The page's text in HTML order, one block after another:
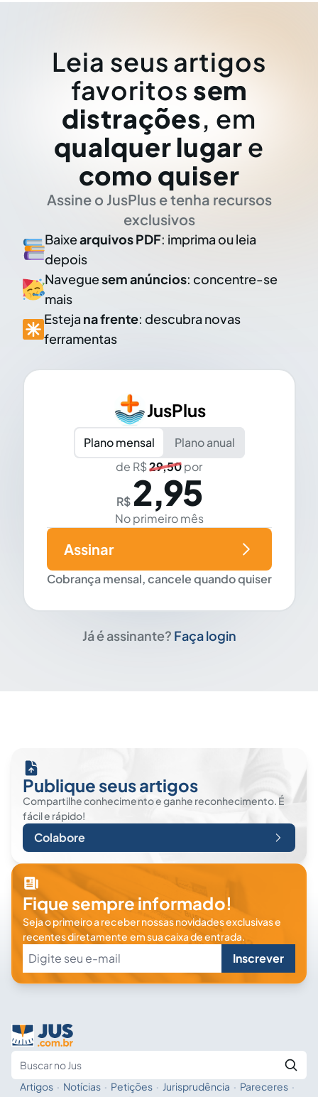
Leia seus artigos
favoritos sem
distrações, em
qualquer lugar e
como quiser
Assine o JusPlus e tenha recursos
exclusivos
Baixearquivos PDF: imprima ou leia
depois
Naveguesem anúncios: concentre-se
mais
Esteja na frente: descubra novas
ferramentas
JusPlus
Plano mensal
Plano anual
de R$29,50por
R$ 2,95
No primeiro mês
Cobrança mensal, cancele quando quiser
Assinar
Já é assinante? Faça login
Publique seus artigos
Compartilhe conhecimento e ganhe reconhecimento. É
fácil e rápido!
Colabore
Fique sempre informado!
Seja o primeiro a receber nossas novidades exclusivas e
recentes diretamente em sua caixa de entrada.
Inscrever
Artigos · Notícias · Petições · Jurisprudência · Pareceres ·